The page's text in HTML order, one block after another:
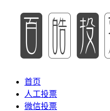
首页
人工投票
微信投票